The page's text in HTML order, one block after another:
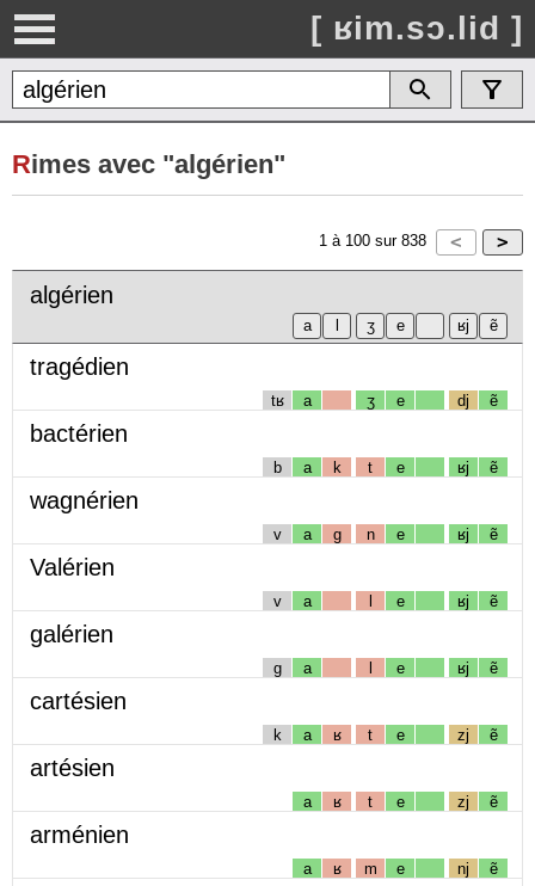
[ ʁim.sɔ.lid ]
Rimes avec "algérien"
1 à 100 sur 838
algérien
tragédien
tʁ a ʒ e dj ẽ
bactérien
b a k t e ʁj ẽ
wagnérien
v a g n e ʁj ẽ
Valérien
v a l e ʁj ẽ
galérien
g a l e ʁj ẽ
cartésien
k a ʁ t e zj ẽ
artésien
a ʁ t e zj ẽ
arménien
a ʁ m e nj ẽ